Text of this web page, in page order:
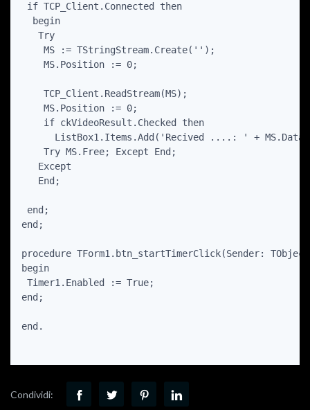
if TCP_Client.Connected then
  begin
   Try
    MS := TStringStream.Create('');
    MS.Position := 0;
    TCP_Client.ReadStream(MS);
    MS.Position := 0;
    if ckVideoResult.Checked then
ListBox1.Items.Add('Recived ....: ' +
    Try MS.Free; Except End;
   Except
   End;
end;
end;
procedure TForm1.btn_startTimerClick(Sender:
begin
Timer1.Enabled := True;
end;
end.
Condividi: